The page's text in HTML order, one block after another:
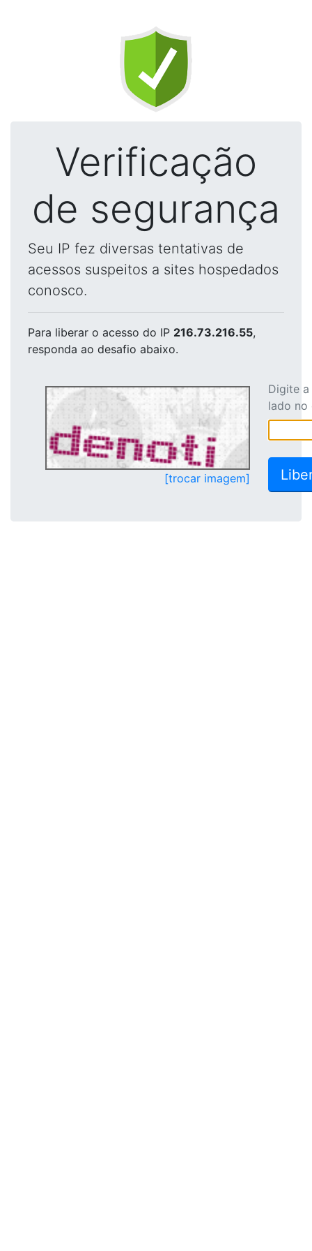
Verificação
de segurança
Seu IP fez diversas tentativas de
acessos suspeitos a sites hospedados
conosco.
Para liberar o acesso do IP 216.73.216.55,
responda ao desafio abaixo.
[trocar imagem]
Digite
lado no